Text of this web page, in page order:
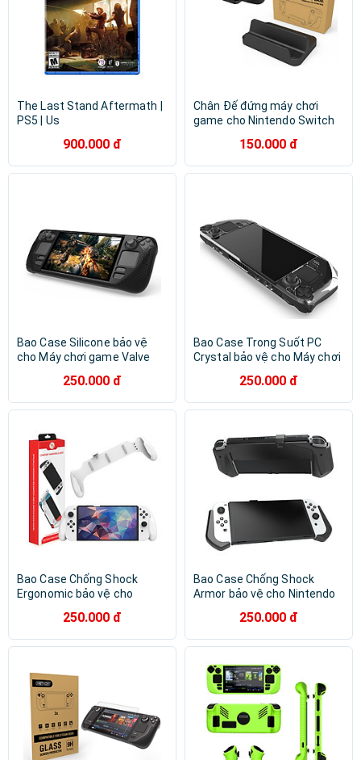
The Last Stand Aftermath |
PS5 | Us
900.000 đ
Chân Đế đứng máy chơi
game cho Nintendo Switch
SteamDeck / Smartphone /
iPhone - Hàng Chính Hãng
150.000 đ
Bao Case Silicone bảo vệ
cho Máy chơi game Valve
OLED - Hàng Chính Hãng
250.000 đ
Bao Case Trong Suốt PC
Crystal bảo vệ cho Máy chơi
Steam Deck OLED - Hàng
Chính Hãng
250.000 đ
Bao Case Chống Shock
Ergonomic bảo vệ cho
Nintendo Switch - Hàng
Chính Hãng
250.000 đ
Bao Case Chống Shock
Armor bảo vệ cho Nintendo
250.000 đ